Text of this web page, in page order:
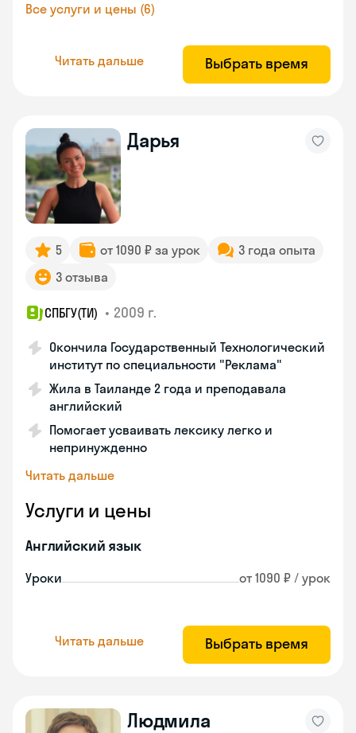
Все услуги и цены (6)
Читать дальше Выбрать время
Дарья
5 от 1090 ₽ за урок
3 года опыта
3 отзыва
СПБГУ(ТИ) • 2009 г.
Окончила Государственный Технологический
институт по специальности "Реклама"
Жила в Таиланде 2 года и преподавала
английский
Помогает усваивать лексику легко и
непринужденно
Читать дальше
Услуги и цены
Английский язык
Уроки от 1090 ₽ / урок
Читать дальше Выбрать время
Людмила